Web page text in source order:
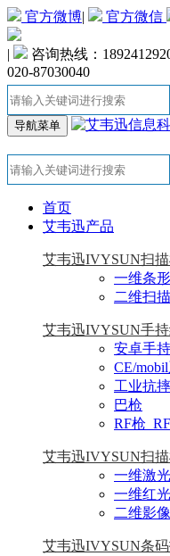
官方微博| 官方微信
|
咨询热线：
020-87030040
导航菜单
首页
艾韦迅产品
艾韦迅IVYSUN扫
一维条
二维扫
艾韦迅IVYSUN手
安卓手
CE/
工业抗
巴枪
RF枪
艾韦迅IVYSUN扫
一维激
一维红
二维影
艾韦迅IVYSUN条